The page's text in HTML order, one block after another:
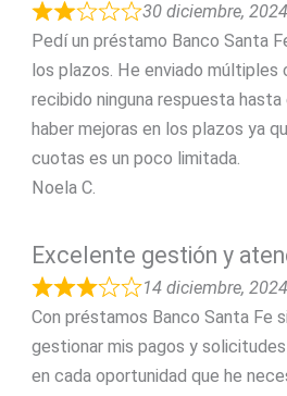
30 diciembre, 2024
Pedí un préstamo Banco Santa
los plazos. He enviado múltiples
recibido ninguna respuesta
haber mejoras en los plazos ya
cuotas es un poco limitada.
Noela C.
Excelente gestión y
14 diciembre, 2024
Con préstamos Banco Santa Fe
gestionar mis pagos y
en cada oportunidad que he